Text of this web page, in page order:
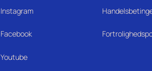
Instagram
Facebook
Youtube